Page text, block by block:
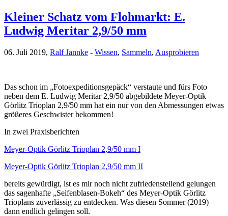
Kleiner Schatz vom Flohmarkt: E.
Ludwig Meritar 2,9/50 mm
06. Juli 2019, Ralf Jannke - Wissen, Sammeln, Ausprobieren
Das schon im „Fotoexpeditionsgepäck“ verstaute und fürs Foto
neben dem E. Ludwig Meritar 2,9/50 abgebildete Meyer-Optik
Görlitz Trioplan 2,9/50 mm hat ein nur von den Abmessungen etwas
größeres Geschwister bekommen!
In zwei Praxisberichten
Meyer-Optik Görlitz Trioplan 2,9/50 mm I
Meyer-Optik Görlitz Trioplan 2,9/50 mm II
bereits gewürdigt, ist es mir noch nicht zufriedenstellend gelungen
das sagenhafte „Seifenblasen-Bokeh“ des Meyer-Optik Görlitz
Trioplans zuverlässig zu entdecken. Was diesen Sommer (2019)
dann endlich gelingen soll.